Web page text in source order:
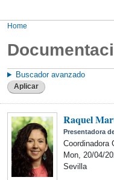
Home
Buscador avanzado
Aplicar
Raquel
Presentadora
Coordinadora
Mon, 20/04/
Sevilla